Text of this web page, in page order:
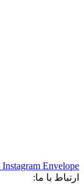
Instagram Envelope
ارتباط با ما: